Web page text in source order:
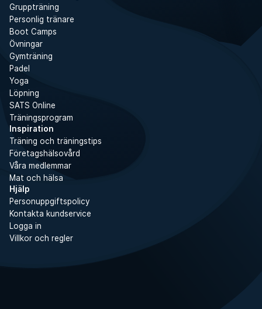
Gruppträning
Personlig tränare
Boot Camps
Övningar
Gymträning
Padel
Yoga
Löpning
SATS Online
Träningsprogram
Inspiration
Träning och träningstips
Företagshälsovård
Våra medlemmar
Mat och hälsa
Hjälp
Personuppgiftspolicy
Kontakta kundservice
Logga in
Villkor och regler